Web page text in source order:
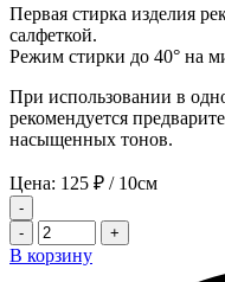
Первая стирка изделия
салфеткой.
Режим стирки до 40° на
При использовании в
рекомендуется
насыщенных тонов.
Цена: 125 ₽ / 10см
-
-
+
В корзину